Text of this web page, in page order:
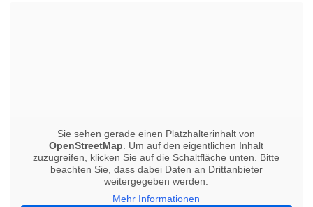
Sie sehen gerade einen Platzhalterinhalt von
OpenStreetMap . Um auf den eigentlichen Inhalt
zuzugreifen, klicken Sie auf die Schaltfläche unten. Bitte
beachten Sie, dass dabei Daten an Drittanbieter
weitergegeben werden.
Mehr Informationen